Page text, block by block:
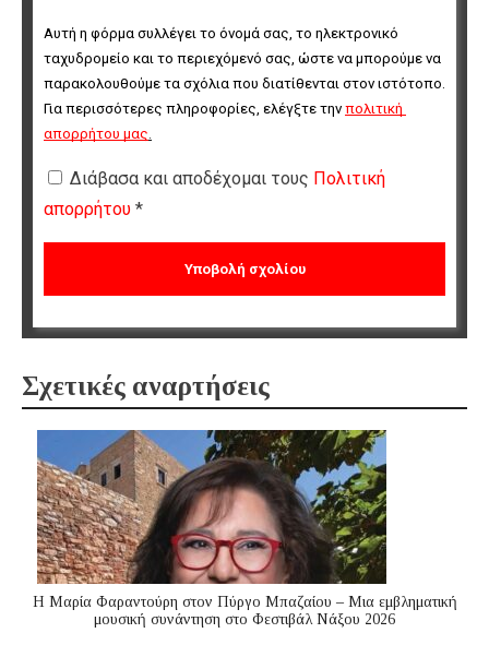
Αυτή η φόρμα συλλέγει το όνομά σας, το ηλεκτρονικό
ταχυδρομείο και το περιεχόμενό σας, ώστε να μπορούμε να
παρακολουθούμε τα σχόλια που διατίθενται στον ιστότοπο.
Για περισσότερες πληροφορίες, ελέγξτε την πολιτική
απορρήτου μας.
Διάβασα και αποδέχομαι τους Πολιτική
απορρήτου *
Σχετικές αναρτήσεις
Η Μαρία Φαραντούρη στον Πύργο Μπαζαίου – Μια εμβληματική
μουσική συνάντηση στο Φεστιβάλ Νάξου 2026